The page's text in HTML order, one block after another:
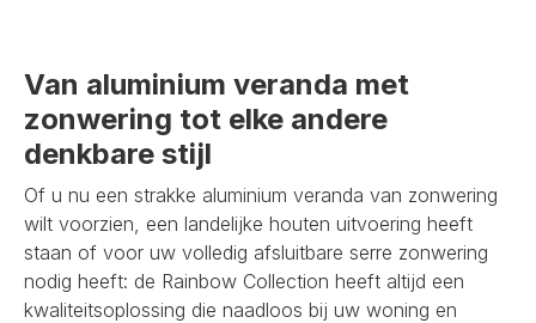
Van aluminium veranda met
zonwering tot elke andere
denkbare stijl
Of u nu een strakke aluminium veranda van zonwering
wilt voorzien, een landelijke houten uitvoering heeft
staan of voor uw volledig afsluitbare serre zonwering
nodig heeft: de Rainbow Collection heeft altijd een
kwaliteitsoplossing die naadloos bij uw woning en